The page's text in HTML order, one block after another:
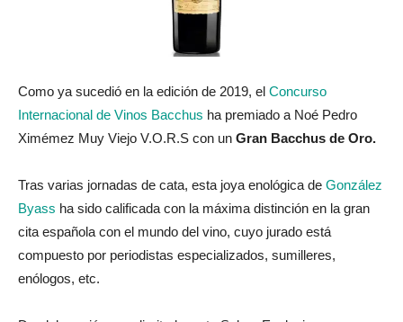
Como ya sucedió en la edición de 2019, el Concurso
Internacional de Vinos Bacchus ha premiado a Noé Pedro
Ximémez Muy Viejo V.O.R.S con un Gran Bacchus de Oro.
Tras varias jornadas de cata, esta joya enológica de González
Byass ha sido calificada con la máxima distinción en la gran
cita española con el mundo del vino, cuyo jurado está
compuesto por periodistas especializados, sumilleres,
enólogos, etc.